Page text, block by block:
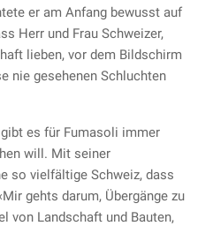
er am Anfang bewusst auf
Herr und Frau Schweizer,
lieben, vor dem Bildschirm
nie gesehenen Schluchten
es für Fumasoli immer
will. Mit seiner
so vielfältige Schweiz, dass
gehts darum, Übergänge zu
von Landschaft und Bauten,